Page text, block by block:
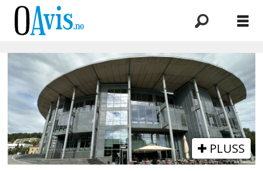
Emne:
nettside
lansering
PLUSS